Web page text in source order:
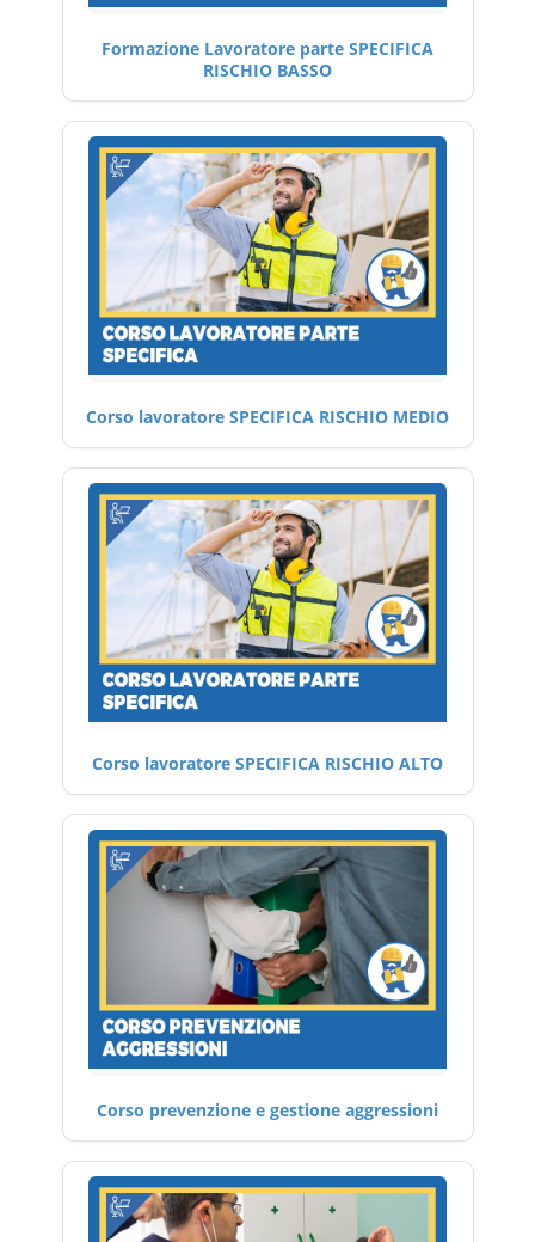
Formazione Lavoratore parte SPECIFICA
RISCHIO BASSO
Corso lavoratore SPECIFICA RISCHIO MEDIO
Corso lavoratore SPECIFICA RISCHIO ALTO
Corso prevenzione e gestione aggressioni